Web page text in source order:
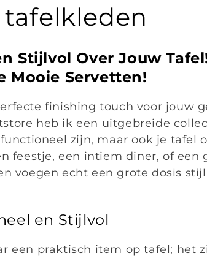
tafelkleden
Stijlvol Over Jouw
Mooie Servetten!
finishing touch voor jouw
heb ik een uitgebreide
zijn, maar ook je tafel
feestje, een intiem diner, of een
voegen echt een grote dosis
en Stijlvol
een praktisch item op tafel; het